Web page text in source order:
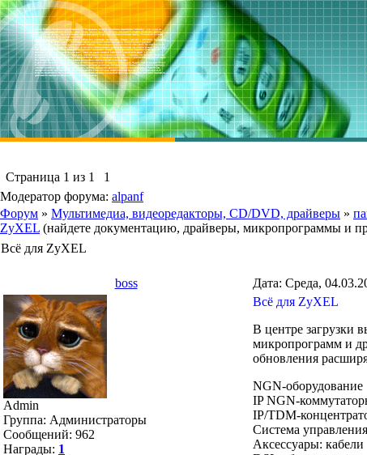
Страница 1 из 1
1
Модератор форума: alpanf
Форум » Мультимедиа, видеоредакторы, CD/DVD, драйверы »
ZyXEL (найдете документацию, драйверы, микропрограммы и
Всё для ZyXEL
boss Дата: Среда,
Admin
Группа: Администраторы
Сообщений: 962
Награды: 1
Всё для ZyXEL
В центре загрузки
микропрограмм и
обновления
NGN-оборудование
IP NGN-
IP/TDM-
Система управления
Аксессуары: кабели